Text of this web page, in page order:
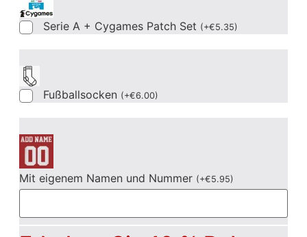
Serie A + Cygames Patch Set (+€5.35)
Fußballsocken (+€6.00)
Mit eigenem Namen und Nummer (+€5.95)